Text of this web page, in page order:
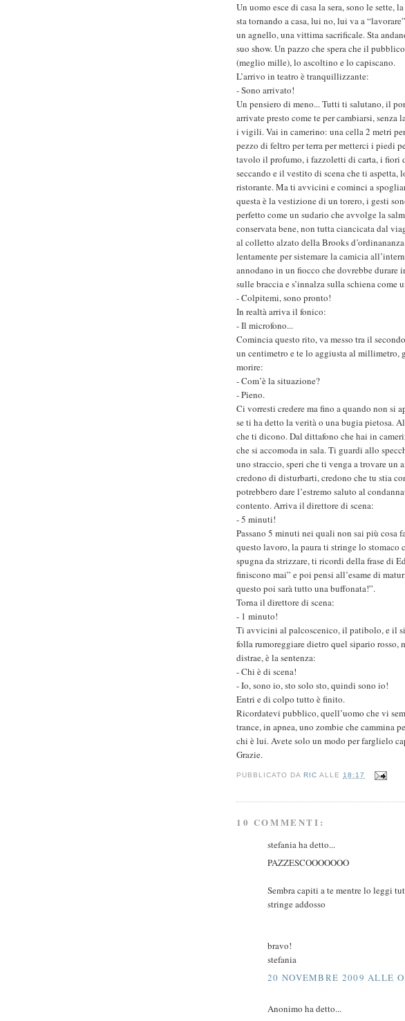
Un uomo esce di casa la sera, sono le sette,
sta tornando a casa, lui no, lui va a
un agnello, una vittima sacrificale. Sta
suo show. Un pazzo che spera che il
(meglio mille), lo ascoltino e lo capiscano.
L’arrivo in teatro è tranquillizzante:
- Sono arrivato!
Un pensiero di meno... Tutti ti salutano, il
arrivate presto come te per cambiarsi,
i vigili. Vai in camerino: una cella 2 metri
pezzo di feltro per terra per metterci i piedi
tavolo il profumo, i fazzoletti di carta, i fiori
seccando e il vestito di scena che ti aspetta,
ristorante. Ma ti avvicini e cominci a
questa è la vestizione di un torero, i gesti
perfetto come un sudario che avvolge la
conservata bene, non tutta ciancicata dal
al colletto alzato della Brooks
lentamente per sistemare la camicia
annodano in un fiocco che dovrebbe durare
sulle braccia e s’innalza sulla schiena come
- Colpitemi, sono pronto!
In realtà arriva il fonico:
- Il microfono...
Comincia questo rito, va messo tra il
un centimetro e te lo aggiusta al millimetro,
morire:
- Com’è la situazione?
- Pieno.
Ci vorresti credere ma fino a quando non si
se ti ha detto la verità o una bugia pietosa.
che ti dicono. Dal dittafono che hai in
che si accomoda in sala. Ti guardi allo
uno straccio, speri che ti venga a trovare un
credono di disturbarti, credono che tu stia
potrebbero dare l’estremo saluto al
contento. Arriva il direttore di scena:
- 5 minuti!
Passano 5 minuti nei quali non sai più cosa
questo lavoro, la paura ti stringe lo stomaco
spugna da strizzare, ti ricordi della frase di
finiscono mai” e poi pensi all’esame di
questo poi sarà tutto una buffonata!”.
Torna il direttore di scena:
- 1 minuto!
Ti avvicini al palcoscenico, il patibolo, e il
folla rumoreggiare dietro quel sipario rosso,
distrae, è la sentenza:
- Chi è di scena!
- Io, sono io, sto solo sto, quindi sono io!
Entri e di colpo tutto è finito.
Ricordatevi pubblico, quell’uomo che vi
trance, in apnea, uno zombie che cammina
chi è lui. Avete solo un modo per farglielo
Grazie.
PUBBLICATO DARIC ALLE 18:17
10 COMMENTI:
stefania ha detto...
PAZZESCOOOOOOO
Sembra capiti a te mentre lo leggi
stringe addosso
bravo!
stefania
20 NOVEMBRE 2009 ALLE
Anonimo ha detto...